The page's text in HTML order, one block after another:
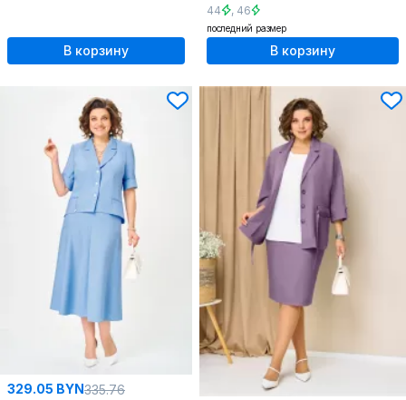
В корзину
44 , 46
последний размер
В корзину
329.05 BYN335.76